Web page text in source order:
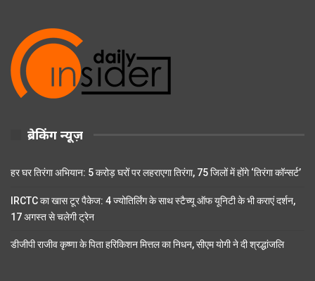
ब्रेकिंग न्यूज़
हर घर तिरंगा अभियान: 5 करोड़ घरों पर लहराएगा तिरंगा, 75 जिलों में होंगे ‘तिरंगा कॉन्सर्ट’
IRCTC का खास टूर पैकेज: 4 ज्योतिर्लिंग के साथ स्टैच्यू ऑफ यूनिटी के भी कराएं दर्शन,
17 अगस्त से चलेगी ट्रेन
डीजीपी राजीव कृष्णा के पिता हरिकिशन मित्तल का निधन, सीएम योगी ने दी श्रद्धांजलि